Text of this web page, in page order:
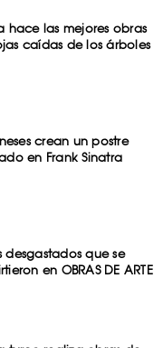
hace las mejores obras
caídas de los árboles
crean un postre
en Frank Sinatra
desgastados que se
en OBRAS DE ARTE